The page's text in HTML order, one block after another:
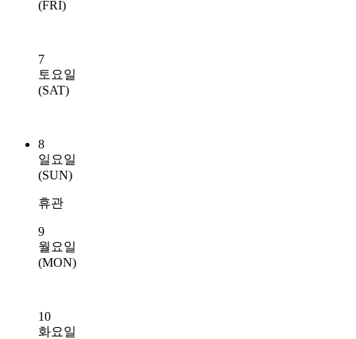
(FRI)
7
토요일
(SAT)
8
일요일
(SUN)
휴관
9
월요일
(MON)
10
화요일